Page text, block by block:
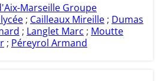
Marseille Groupe
; Cailleaux Mireille ; Dumas
; Langlet Marc ; Moutte
; Péreyrol Armand